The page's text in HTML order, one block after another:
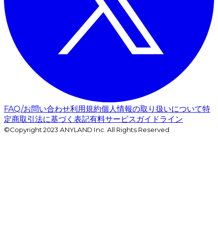
FAQ/お問い合わせ利用規約個人情報の取り扱いについて特
定商取引法に基づく表記有料サービスガイドライン
©Copyright 2023 ANYLAND Inc. All Rights Reserved